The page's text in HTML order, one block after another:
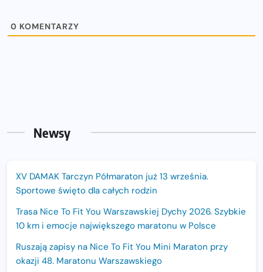
0 KOMENTARZY
Newsy
XV DAMAK Tarczyn Półmaraton już 13 września.
Sportowe święto dla całych rodzin
Trasa Nice To Fit You Warszawskiej Dychy 2026. Szybkie
10 km i emocje największego maratonu w Polsce
Ruszają zapisy na Nice To Fit You Mini Maraton przy
okazji 48. Maratonu Warszawskiego